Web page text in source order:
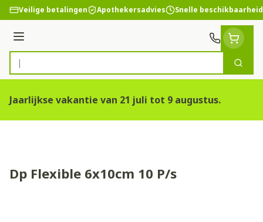
Ga naar de inhoud
Veilige betalingen Apothekersadvies Snelle beschikbaarheid
Menu
Product, merk, categorie...
Zoek
Jaarlijkse vakantie van 21 juli tot 9 augustus.
Dp Flexible 6x10cm 10 P/s